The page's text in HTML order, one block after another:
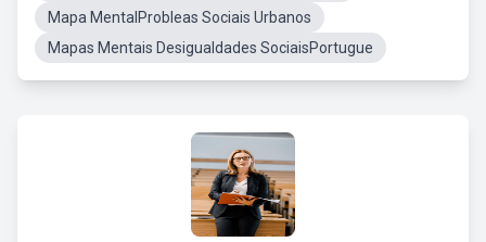
Mapa MentalProbleas Sociais Urbanos
Mapas Mentais Desigualdades SociaisPortugue